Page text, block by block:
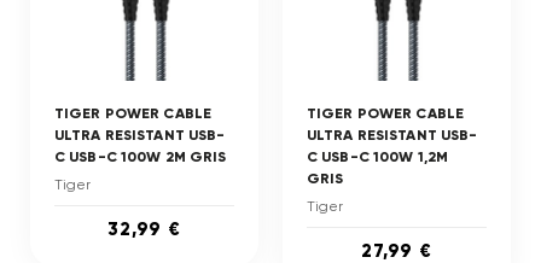
TIGER POWER CABLE
ULTRA RESISTANT USB-
C USB-C 100W 2M GRIS
Tiger
32,99 €
TIGER POWER CABLE
ULTRA RESISTANT USB-
C USB-C 100W 1,2M
GRIS
Tiger
27,99 €